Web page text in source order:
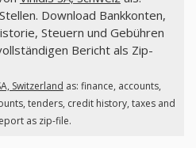
Download Bankkonten,
Steuern und Gebühren
Bericht als Zip-
Switzerland as: finance, accounts,
tenders, credit history, taxes and
as zip-file.